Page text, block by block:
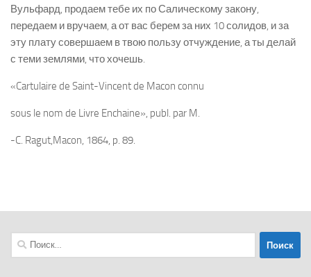
Вульфард, продаем тебе их по Салическому закону,
передаем и вручаем, а от вас берем за них 10 солидов, и за
эту плату совершаем в твою пользу отчуждение, а ты делай
с теми землями, что хочешь.
«Cartulaire de Saint-Vincent de Macon connu
sous le nom de Livre Enchaine», publ. par M.
-C. Ragut,Macon, 1864, p. 89.
Найти: